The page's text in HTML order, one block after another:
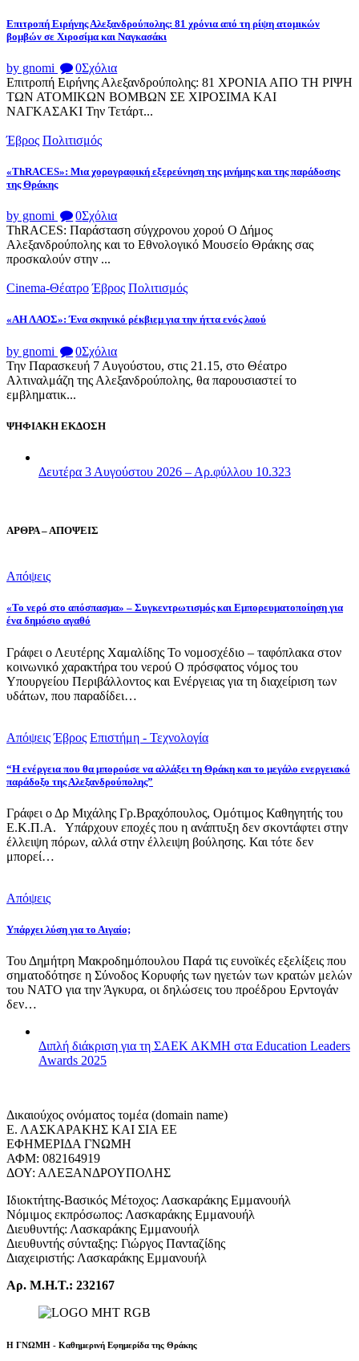
Επιτροπή Ειρήνης Αλεξανδρούπολης: 81 χρόνια από τη ρίψη ατομικών
βομβών σε Χιροσίμα και Ναγκασάκι
by gnomi 0Σχόλια
Επιτροπή Ειρήνης Αλεξανδρούπολης: 81 ΧΡΟΝΙΑ ΑΠΟ ΤΗ ΡΙΨΗ
ΤΩΝ ΑΤΟΜΙΚΩΝ ΒΟΜΒΩΝ ΣΕ ΧΙΡΟΣΙΜΑ ΚΑΙ
ΝΑΓΚΑΣΑΚΙ Την Τετάρτ...
Έβρος Πολιτισμός
«ThRACES»: Μια χορογραφική εξερεύνηση της μνήμης και της παράδοσης
της Θράκης
by gnomi 0Σχόλια
ThRACES: Παράσταση σύγχρονου χορού Ο Δήμος
Αλεξανδρούπολης και το Εθνολογικό Μουσείο Θράκης σας
προσκαλούν στην ...
Cinema-Θέατρο Έβρος Πολιτισμός
«ΑΗ ΛΑΟΣ»: Ένα σκηνικό ρέκβιεμ για την ήττα ενός λαού
by gnomi 0Σχόλια
Την Παρασκευή 7 Αυγούστου, στις 21.15, στο Θέατρο
Αλτιναλμάζη της Αλεξανδρούπολης, θα παρουσιαστεί το
εμβληματικ...
ΨΗΦΙΑΚΗ ΕΚΔΟΣΗ
Δευτέρα 3 Αυγούστου 2026 – Αρ.φύλλου 10.323
ΑΡΘΡΑ – ΑΠΟΨΕΙΣ
Απόψεις
«Το νερό στο απόσπασμα» – Συγκεντρωτισμός και Εμπορευματοποίηση για
ένα δημόσιο αγαθό
Γράφει ο Λευτέρης Χαμαλίδης Το νομοσχέδιο – ταφόπλακα στον
κοινωνικό χαρακτήρα του νερού Ο πρόσφατος νόμος του
Υπουργείου Περιβάλλοντος και Ενέργειας για τη διαχείριση των
υδάτων, που παραδίδει…
Απόψεις Έβρος Επιστήμη - Τεχνολογία
“Η ενέργεια που θα μπορούσε να αλλάξει τη Θράκη και το μεγάλο ενεργειακό
παράδοξο της Αλεξανδρούπολης”
Γράφει ο Δρ Μιχάλης Γρ.Βραχόπουλος, Ομότιμος Καθηγητής του
Ε.Κ.Π.Α. Υπάρχουν εποχές που η ανάπτυξη δεν σκοντάφτει στην
έλλειψη πόρων, αλλά στην έλλειψη βούλησης. Και τότε δεν
μπορεί…
Απόψεις
Υπάρχει λύση για το Αιγαίο;
Του Δημήτρη Μακροδημόπουλου Παρά τις ευνοϊκές εξελίξεις που
σηματοδότησε η Σύνοδος Κορυφής των ηγετών των κρατών μελών
του ΝΑΤΟ για την Άγκυρα, οι δηλώσεις του προέδρου Ερντογάν
δεν…
Διπλή διάκριση για τη ΣΑΕΚ ΑΚΜΗ στα Education Leaders
Awards 2025
Δικαιούχος ονόματος τομέα (domain name)
Ε. ΛΑΣΚΑΡΑΚΗΣ ΚΑΙ ΣΙΑ ΕΕ
ΕΦΗΜΕΡΙΔΑ ΓΝΩΜΗ
ΑΦΜ: 082164919
ΔΟΥ: ΑΛΕΞΑΝΔΡΟΥΠΟΛΗΣ
Ιδιοκτήτης-Βασικός Μέτοχος: Λασκαράκης Εμμανουήλ
Νόμιμος εκπρόσωπος: Λασκαράκης Εμμανουήλ
Διευθυντής: Λασκαράκης Εμμανουήλ
Διευθυντής σύνταξης: Γιώργος Πανταζίδης
Διαχειριστής: Λασκαράκης Εμμανουήλ
Αρ. Μ.Η.Τ.: 232167
Η ΓΝΩΜΗ - Καθημερινή Εφημερίδα της Θράκης